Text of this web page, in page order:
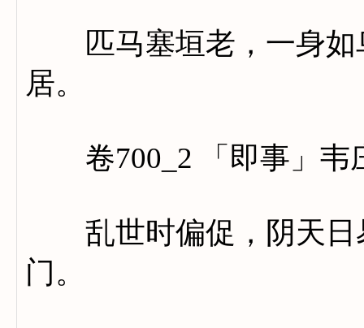
匹马塞垣老，一身如
居。
卷700_2 「即事」韦
乱世时偏促，阴天日
门。